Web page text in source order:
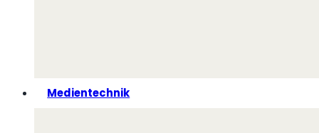
Medientechnik